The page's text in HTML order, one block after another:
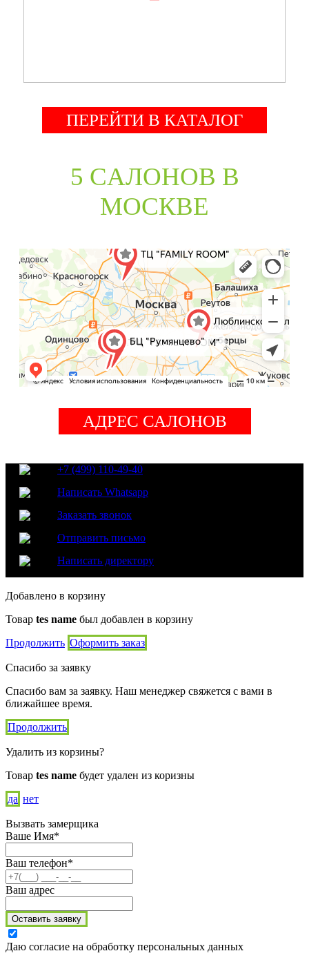
ПЕРЕЙТИ В КАТАЛОГ
5 CАЛОНОВ В
МОСКВЕ
АДРЕС САЛОНОВ
+7 (499) 110-49-40
Написать Whatsapp
Заказать звонок
Отправить письмо
Написать директору
Добавлено в корзину
Товар tes name был добавлен в корзину
Продолжить Оформить заказ
Спасибо за заявку
Спасибо вам за заявку. Наш менеджер свяжется с вами в
ближайшее время.
Продолжить
Удалить из корзины?
Товар tes name будет удален из коризны
да нет
Вызвать замерщика
Ваше Имя*
Ваш телефон*
Ваш адрес
Оставить заявку
Даю согласие на обработку персональных данных